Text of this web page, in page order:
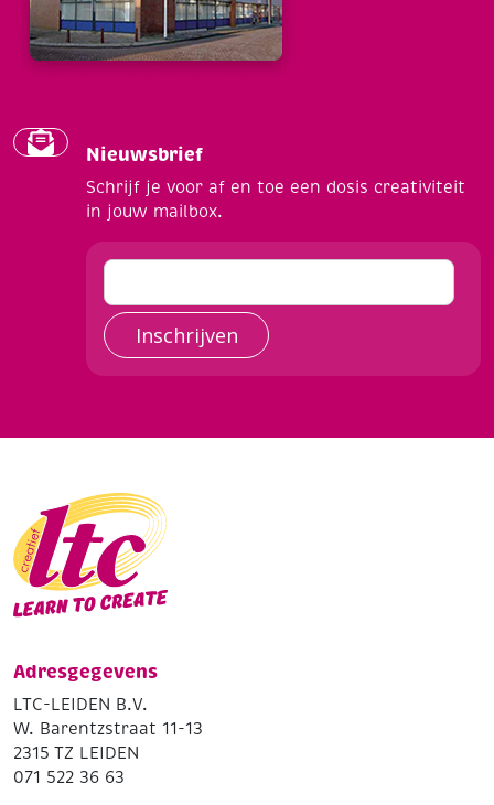
Nieuwsbrief
Schrijf je voor af en toe een dosis creativiteit
in jouw mailbox.
Inschrijven
Adresgegevens
LTC-LEIDEN B.V.
W. Barentzstraat 11-13
2315 TZ LEIDEN
071 522 36 63